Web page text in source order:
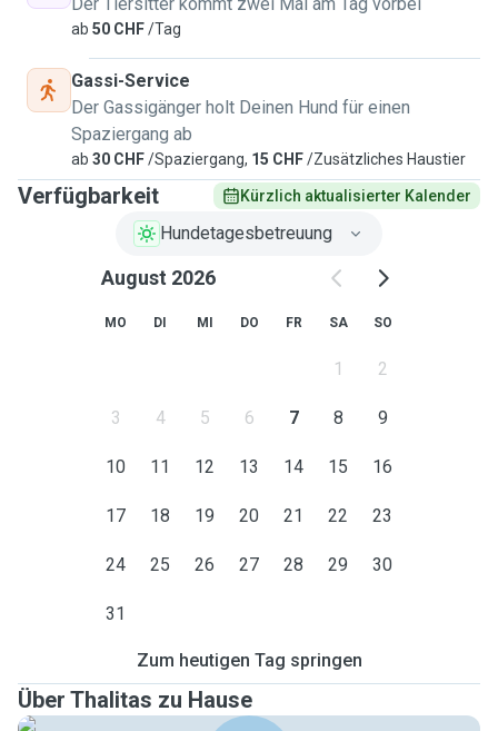
ab 50 CHF/Tag
Gassi-Service
Der Gassigänger holt Deinen Hund für einen
Spaziergang ab
ab 30 CHF/Spaziergang, 15 CHF/Zusätzliches Haustier
Verfügbarkeit Kürzlich aktualisierter Kalender
Hundetagesbetreuung
August 2026
MO DI MI DO FR SA SO
1 2
3 4 5 6 7 8 9
10 11 12 13 14 15 16
17 18 19 20 21 22 23
24 25 26 27 28 29 30
31
Zum heutigen Tag springen
Über Thalitas zu Hause